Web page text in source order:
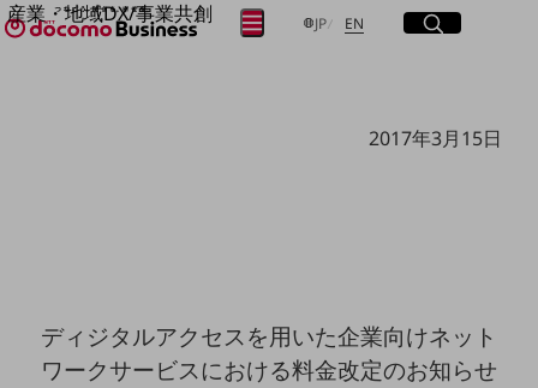
産業・地域DX/事業共創
OPEN HUB for Plural Futures
Smart City
Smart Education
Smart Healthcare
JP日本語
EN Englishサイト内検索
開く
メニュー
開く
2017年3月15日
ディジタルアクセスを用いた企業向けネット
ワークサービスにおける料金改定のお知らせ